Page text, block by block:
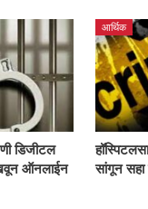
डिजीटल
ऑनलाईन
आर्थिक
सांगून